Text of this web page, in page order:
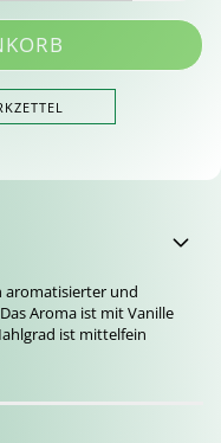
aromatisierter und
Aroma ist mit Vanille
ist mittelfein